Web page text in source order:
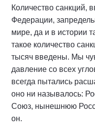
Количество санкций,
Федерации,
мире, да и в истории
такое количество
тысяч введены. Мы
давление со всех
всегда пытались
оно ни называлось:
Союз, нынешнюю
он.